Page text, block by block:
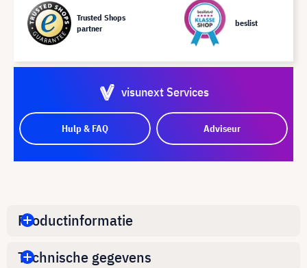
Trusted Shops
partner
beslist
visunext Services
Hulp & FAQ Adviseur
Productinformatie
Technische gegevens